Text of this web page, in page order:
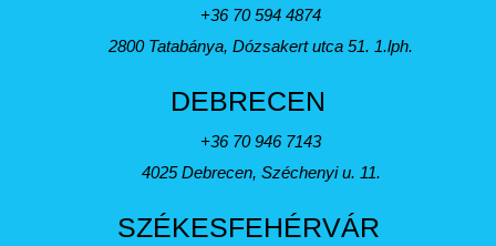
+36 70 594 4874
2800 Tatabánya, Dózsakert utca 51. 1.lph.
DEBRECEN
+36 70 946 7143
4025 Debrecen, Széchenyi u. 11.
SZÉKESFEHÉRVÁR